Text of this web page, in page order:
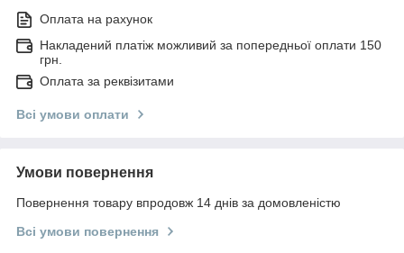
Оплата на рахунок
Накладений платіж можливий за попередньої оплати 150
грн.
Оплата за реквізитами
Всі умови оплати
Умови повернення
Повернення товару впродовж 14 днів за домовленістю
Всі умови повернення